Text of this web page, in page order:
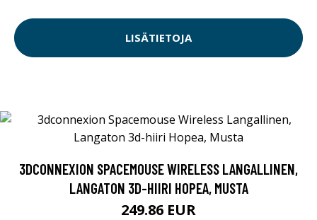
LISÄTIETOJA
3DCONNEXION SPACEMOUSE WIRELESS LANGALLINEN,
LANGATON 3D-HIIRI HOPEA, MUSTA
249.86 EUR